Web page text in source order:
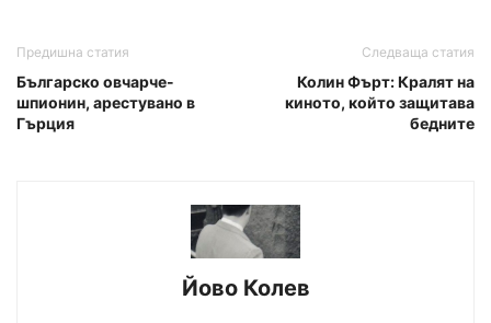
Предишна статия
Българско овчарче-
шпионин, арестувано в
Гърция
Следваща статия
Колин Фърт: Кралят на
киното, който защитава
бедните
Йово Колев